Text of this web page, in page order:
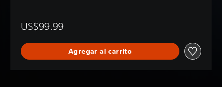
US$99.99
Agregar al carrito